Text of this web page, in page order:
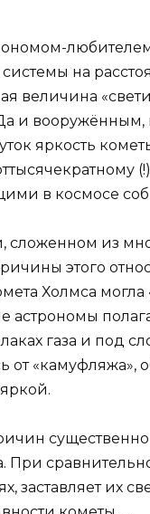
на
величина
и
яркость
(!)
в космосе
из
этого
Холмса
газа и
«камуфляжа»,
При
заставляет их